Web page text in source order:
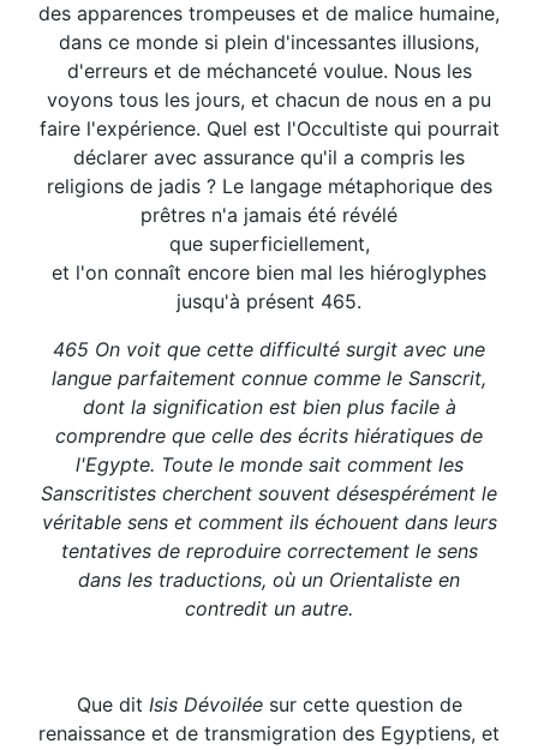
des apparences trompeuses et de malice humaine,
dans ce monde si plein d'incessantes illusions,
d'erreurs et de méchanceté voulue. Nous les
voyons tous les jours, et chacun de nous en a pu
faire l'expérience. Quel est l'Occultiste qui pourrait
déclarer avec assurance qu'il a compris les
religions de jadis ? Le langage métaphorique des
prêtres n'a jamais été révélé
que superficiellement,
et l'on connaît encore bien mal les hiéroglyphes
jusqu'à présent 465.
465 On voit que cette difficulté surgit avec une
langue parfaitement connue comme le Sanscrit,
dont la signification est bien plus facile à
comprendre que celle des écrits hiératiques de
l'Egypte. Toute le monde sait comment les
Sanscritistes cherchent souvent désespérément le
véritable sens et comment ils échouent dans leurs
tentatives de reproduire correctement le sens
dans les traductions, où un Orientaliste en
contredit un autre.
Que dit Isis Dévoilée sur cette question de
renaissance et de transmigration des Egyptiens, et